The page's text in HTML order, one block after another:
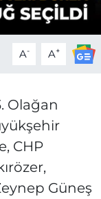
A- A+
Olağan
CHP
Güneş